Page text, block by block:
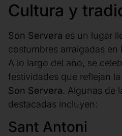
Cultura y
Son Servera es un lugar
costumbres arraigadas en
A lo largo del año, se
festividades que reflejan
Son Servera. Algunas de
destacadas incluyen:
Sant Antoni